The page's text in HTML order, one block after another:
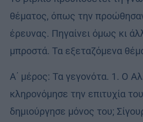
θέματος, όπως την
έρευνας. Πηγαίνει όμως κι
μπροστά. Τα εξεταζόμενα
Α΄ μέρος: Τα γεγονότα. 1. Ο
κληρονόμησε την επιτυχία
δημιούργησε μόνος του;